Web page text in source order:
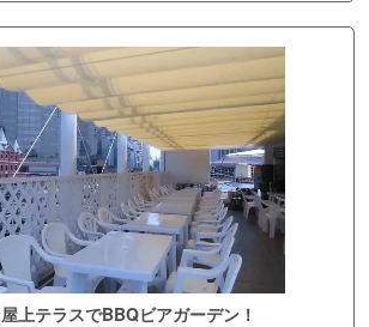
上テラスでBBQビアガーデン！